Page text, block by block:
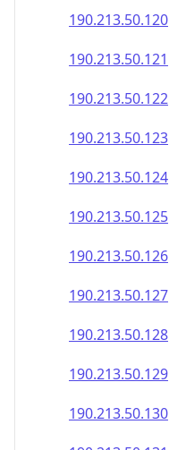
190.213.50.120
190.213.50.121
190.213.50.122
190.213.50.123
190.213.50.124
190.213.50.125
190.213.50.126
190.213.50.127
190.213.50.128
190.213.50.129
190.213.50.130